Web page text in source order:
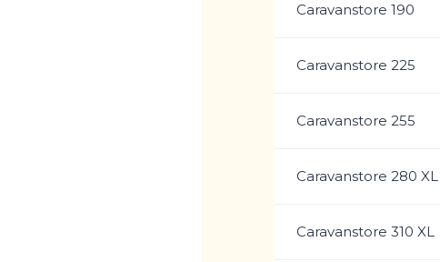
Caravanstore 190
Caravanstore 225
Caravanstore 255
Caravanstore 280 XL
Caravanstore 310 XL